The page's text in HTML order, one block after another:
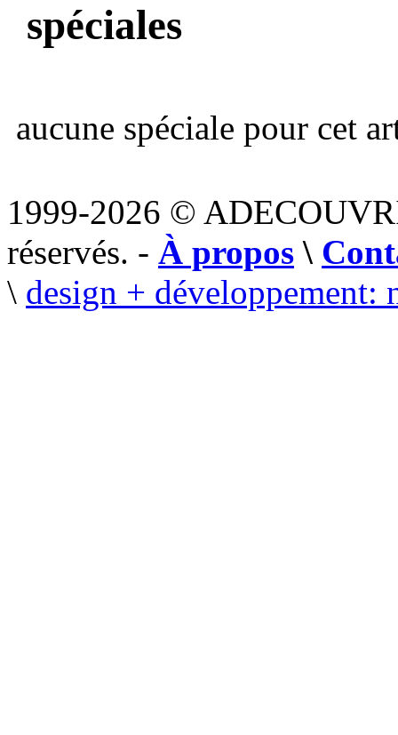
spéciales
aucune spéciale pour cet
1999-2026 ©
réservés. - À propos \
\ design + développement: